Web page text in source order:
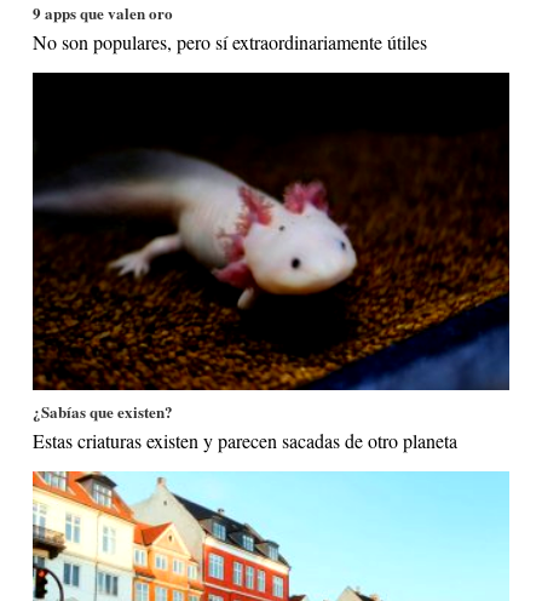
9 apps que valen oro
No son populares, pero sí extraordinariamente útiles
¿Sabías que existen?
Estas criaturas existen y parecen sacadas de otro planeta